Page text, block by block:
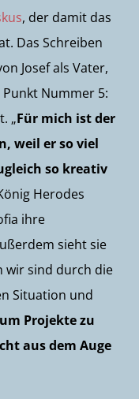
, der damit das
Das Schreiben
Josef als Vater,
Nummer 5:
„Für mich ist der
weil er so viel
so kreativ
Herodes
ihre
sieht sie
wir sind durch die
Situation und
Projekte zu
aus dem Auge